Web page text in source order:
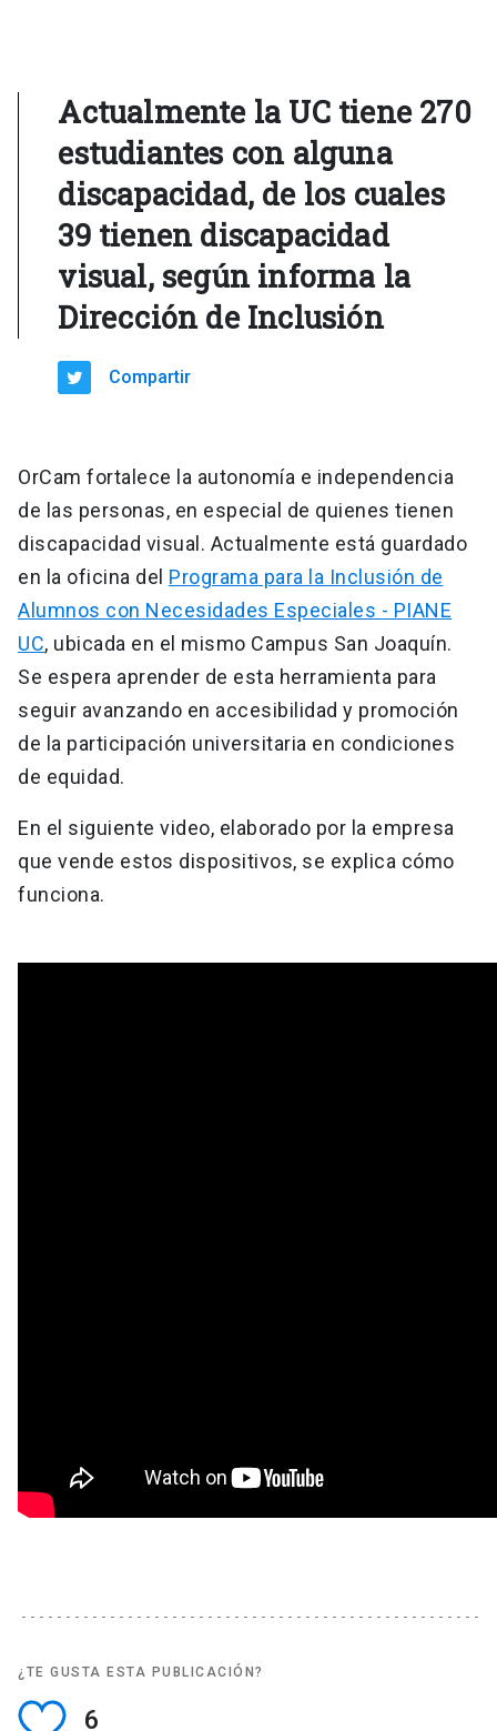
Actualmente la UC tiene 270
estudiantes con alguna
discapacidad, de los cuales
39 tienen discapacidad
visual, según informa la
Dirección de Inclusión
Compartir
OrCam fortalece la autonomía e independencia
de las personas, en especial de quienes tienen
discapacidad visual. Actualmente está guardado
en la oficina del Programa para la Inclusión de
Alumnos con Necesidades Especiales - PIANE
UC, ubicada en el mismo Campus San Joaquín.
Se espera aprender de esta herramienta para
seguir avanzando en accesibilidad y promoción
de la participación universitaria en condiciones
de equidad.
En el siguiente video, elaborado por la empresa
que vende estos dispositivos, se explica cómo
funciona.
¿TE GUSTA ESTA PUBLICACIÓN?
6